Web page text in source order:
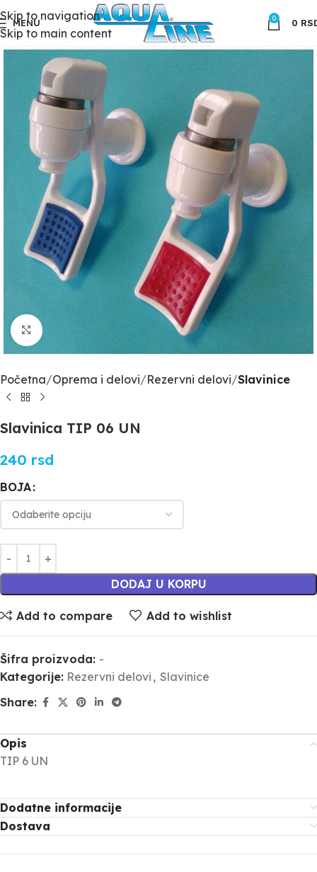
Skip to navigation
Skip to main content
MENU 0 0
Click to enlarge
Početna Oprema i delovi Rezervni delovi Slavinice
Slavinica TIP 06 UN
240 rsd
BOJA
DODAJ U KORPU
Add to compare Add to wishlist
Šifra proizvoda: -
Kategorije: Rezervni delovi , Slavinice
Share:
Opis
TIP 6 UN
Dodatne informacije
Dostava